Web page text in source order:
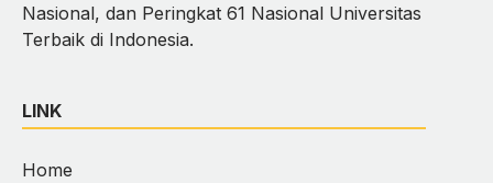
Nasional, dan Peringkat 61 Nasional Universitas
Terbaik di Indonesia.
LINK
Home